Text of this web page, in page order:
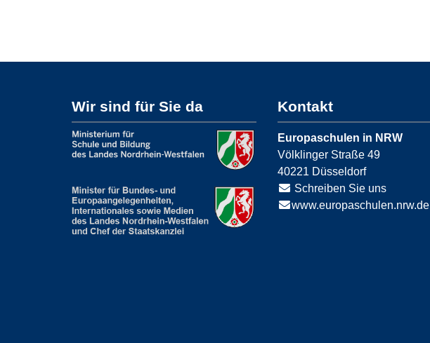
Wir sind für Sie da Kontakt
Europaschulen in NRW
Völklinger Straße 49
40221 Düsseldorf
Schreiben Sie uns
www.europaschulen.nrw.de